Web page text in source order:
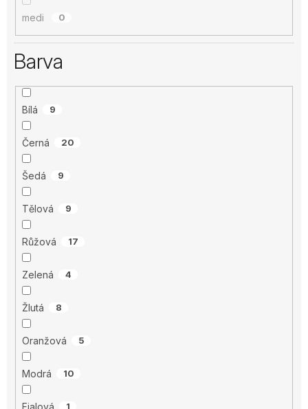
medi 0
Barva
Bílá 9
Černá 20
Šedá 9
Tělová 9
Růžová 17
Zelená 4
Žlutá 8
Oranžová 5
Modrá 10
Fialová 1